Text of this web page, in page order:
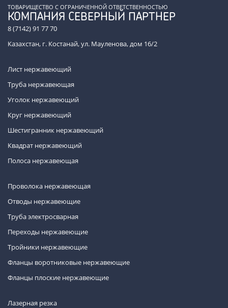
ТОВАРИЩЕСТВО С ОГРАНИЧЕННОЙ ОТВЕТСТВЕННОСТЬЮ
КОМПАНИЯ СЕВЕРНЫЙ ПАРТНЕР
8 (7142) 91 77 70
Казахстан, г. Костанай, ул. Мауленова, дом 16/2
Лист нержавеющий
Труба нержавеющая
Уголок нержавеющий
Круг нержавеющий
Шестигранник нержавеющий
Квадрат нержавеющий
Полоса нержавеющая
Проволока нержавеющая
Отводы нержавеющие
Труба электросварная
Переходы нержавеющие
Тройники нержавеющие
Фланцы воротниковые нержавеющие
Фланцы плоские нержавеющие
Лазерная резка